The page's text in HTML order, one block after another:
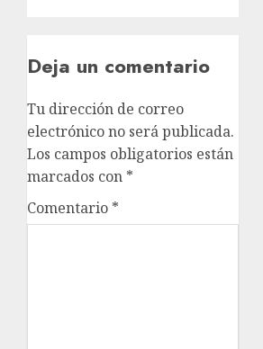
Deja un comentario
Tu dirección de correo
electrónico no será publicada.
Los campos obligatorios están
marcados con *
Comentario *